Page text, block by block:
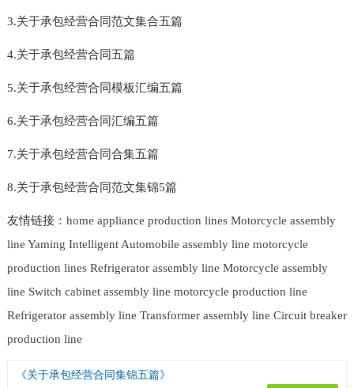
3.关于承包经营合同范文集合五篇
4.关于承包经营合同五篇
5.关于承包经营合同模板汇编五篇
6.关于承包经营合同汇编五篇
7.关于承包经营合同合集五篇
8.关于承包经营合同范文集锦5篇
友情链接： home appliance production lines Motorcycle assembly
line Yaming Intelligent Automobile assembly line motorcycle
production lines Refrigerator assembly line Motorcycle assembly
line Switch cabinet assembly line motorcycle production line
Refrigerator assembly line Transformer assembly line Circuit breaker
production line
《关于承包经营合同集锦五篇》